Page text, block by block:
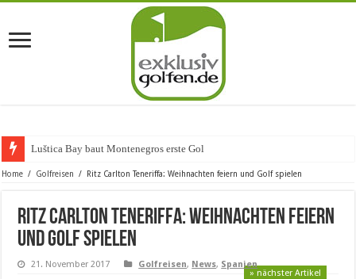
Luštica Bay baut Montenegros erste Golf-Community wei
Home / Golfreisen / Ritz Carlton Teneriffa: Weihnachten feiern und Golf spielen
Ritz Carlton Teneriffa: Weihnachten feiern
und Golf spielen
21. November 2017 Golfreisen, News, Spanien
» nächster Artikel